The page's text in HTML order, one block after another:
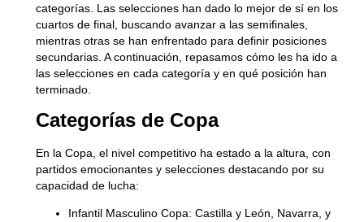
categorías. Las selecciones han dado lo mejor de sí en los
cuartos de final, buscando avanzar a las semifinales,
mientras otras se han enfrentado para definir posiciones
secundarias. A continuación, repasamos cómo les ha ido a
las selecciones en cada categoría y en qué posición han
terminado.
Categorías de Copa
En la Copa, el nivel competitivo ha estado a la altura, con
partidos emocionantes y selecciones destacando por su
capacidad de lucha:
Infantil Masculino Copa: Castilla y León, Navarra, y